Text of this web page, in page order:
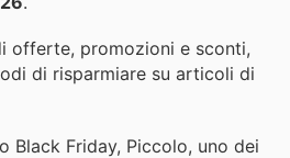
offerte, promozioni e sconti,
di risparmiare su articoli di
Black Friday, Piccolo, uno dei